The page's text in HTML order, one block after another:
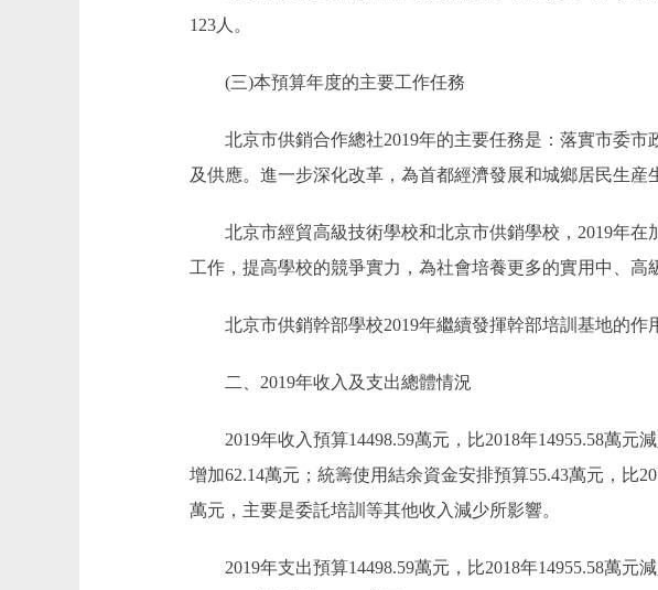
123人。
(三)本預算年度的主要工作任務
北京市供銷合作總社2019年的主要任務是：落實市委市
及供應。進一步深化改革，為首都經濟發展和城鄉居民生産
北京市經貿高級技術學校和北京市供銷學校，2019年在
工作，提高學校的競爭實力，為社會培養更多的實用中、高
北京市供銷幹部學校2019年繼續發揮幹部培訓基地的作
二、2019年收入及支出總體情況
2019年收入預算14498.59萬元，比2018年14955.58萬元減
增加62.14萬元；統籌使用結余資金安排預算55.43萬元，比
萬元，主要是委託培訓等其他收入減少所影響。
2019年支出預算14498.59萬元，比2018年14955.58萬元